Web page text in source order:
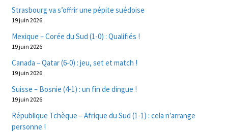
Strasbourg va s’offrir une pépite suédoise
19 juin 2026
Mexique – Corée du Sud (1-0) : Qualifiés !
19 juin 2026
Canada – Qatar (6-0) : jeu, set et match !
19 juin 2026
Suisse – Bosnie (4-1) : un fin de dingue !
19 juin 2026
République Tchèque – Afrique du Sud (1-1) : cela n’arrange
personne !